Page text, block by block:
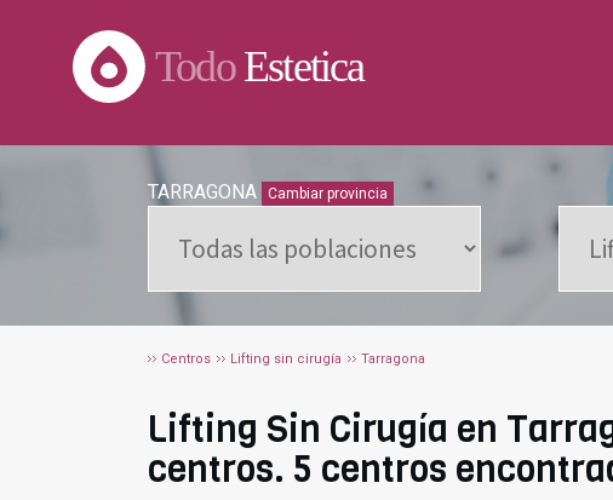
TodoEstetica
TARRAGONA Cambiar provincia
Centros Lifting sin cirugía Tarragona
Lifting Sin Cirugía en
centros. 5 centros